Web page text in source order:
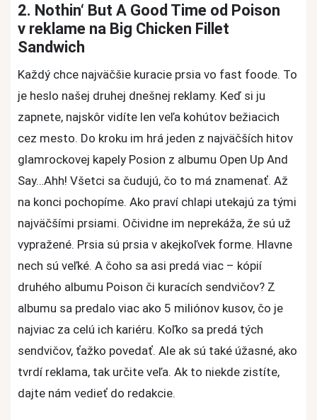
2. Nothin‘ But A Good Time od Poison
v reklame na Big Chicken Fillet
Sandwich
Každý chce najväčšie kuracie prsia vo fast foode. To
je heslo našej druhej dnešnej reklamy. Keď si ju
zapnete, najskôr vidíte len veľa kohútov bežiacich
cez mesto. Do kroku im hrá jeden z najväčších hitov
glamrockovej kapely Posion z albumu Open Up And
Say…Ahh! Všetci sa čudujú, čo to má znamenať. Až
na konci pochopíme. Ako praví chlapi utekajú za tými
najväčšími prsiami. Očividne im neprekáža, že sú už
vypražené. Prsia sú prsia v akejkoľvek forme. Hlavne
nech sú veľké. A čoho sa asi predá viac – kópií
druhého albumu Poison či kuracích sendvičov? Z
albumu sa predalo viac ako 5 miliónov kusov, čo je
najviac za celú ich kariéru. Koľko sa predá tých
sendvičov, ťažko povedať. Ale ak sú také úžasné, ako
tvrdí reklama, tak určite veľa. Ak to niekde zistíte,
dajte nám vedieť do redakcie.